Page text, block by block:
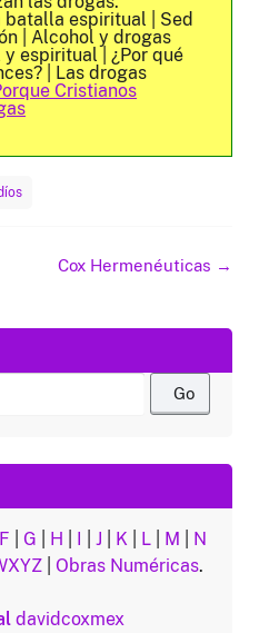
batalla espiritual | Sed
| Alcohol y drogas
espiritual | ¿Por qué
| Las drogas
Cristianos
Cox Hermenéuticas →
F G H I J K L M
N
| Obras Numéricas.
davidcoxmex